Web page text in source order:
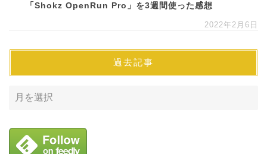
「Shokz OpenRun Pro」を3週間使った感想
2022年2月6日
過去記事